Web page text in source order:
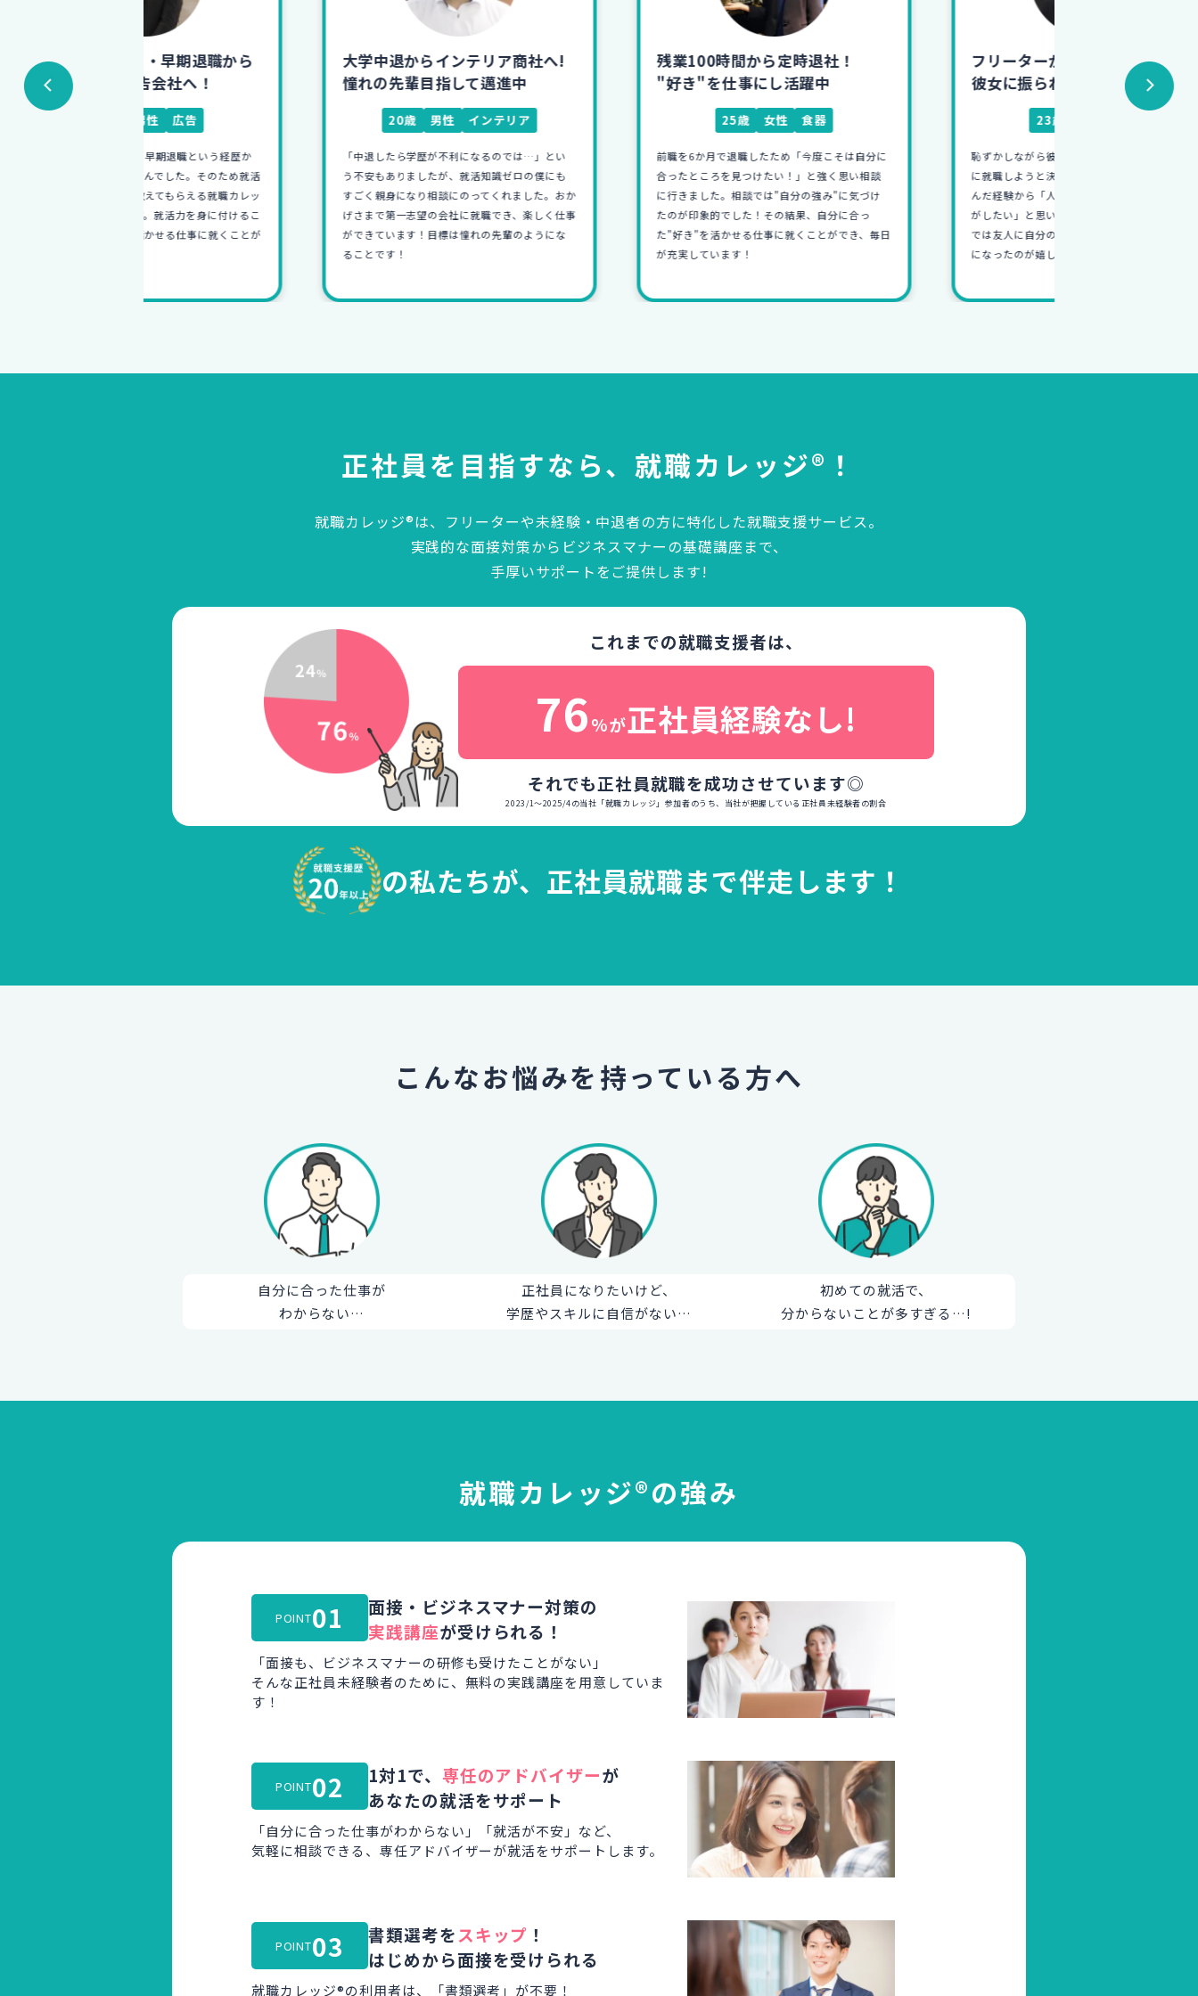
退職から
！
大学中退からインテリア商社へ!
憧れの先輩目指して邁進中
「中退したら学歴が不利になるのでは…」とい
う不安もありましたが、就活知識ゼロの僕にも
すごく親身になり相談にのってくれました。おか
げさまで第一志望の会社に就職でき、楽しく仕事
ができています！目標は憧れの先輩のようにな
残業100時間から定時退社！
"好き"を仕事にし活躍中
前職を6か月で退職したため「今度こそは自分に
合ったところを見つけたい！」と強く思い相談
に行きました。相談では"自分の強み"に気づけ
たのが印象的でした！その結果、自分に合っ
た"好き"を活かせる仕事に就くことができ、毎日
フリーターから人材会社へ！
彼女に振られたのをきっかけに...
恥ずかしながら彼女に振られたことをきっかけ
に就職しようと決意しました。自分が就職で悩
んだ経験から「人の仕事を応援するような仕事
がしたい」と思い人材会社へ入社しました。今
では友人に自分の仕事を自信をもって話せるよう
フリータ
初めての
正社員を目指すなら、就職カレッジ®！
就職カレッジ®は、フリーターや未経験・中退者の方に特化した就職支援サービス。
実践的な面接対策からビジネスマナーの基礎講座まで、
手厚いサポートをご提供します!
これまでの就職支援者は、
76%が正社員経験なし!
それでも正社員就職を成功させています◎
2023/1～2025/4の当社「就職カレッジ」参加者のうち、当社が把握している正社員未経験者の割合
の私たちが、 正社員就職まで伴走します！
こんなお悩みを持っている方へ
自分に合った仕事が
わからない…
正社員になりたいけど、
学歴やスキルに自信がない…
初めての就活で、
分からないことが多すぎる…!
就職カレッジ®の強み
POINT01
面接・ビジネスマナー対策の
実践講座が受けられる！
「面接も、ビジネスマナーの研修も受けたことがない」
そんな正社員未経験者のために、無料の実践講座を用意していま
す！
POINT02 1対1で、 専任のアドバイザーが
あなたの就活をサポート
「自分に合った仕事がわからない」「就活が不安」など、
気軽に相談できる、専任アドバイザーが就活をサポートします。
POINT03 書類選考をスキップ ！
はじめから面接を受けられる
就職カレッジ®の利用者は、「書類選考」が不要！